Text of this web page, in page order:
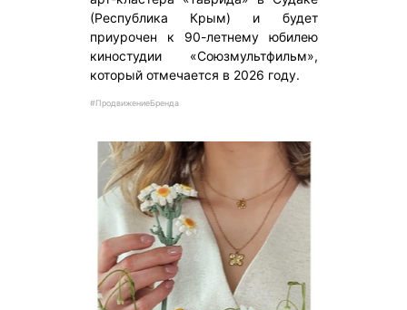
(Республика Крым) и будет
приурочен к 90-летнему юбилею
киностудии «Союзмультфильм»,
который отмечается в 2026 году.
#ПродвижениеБренда